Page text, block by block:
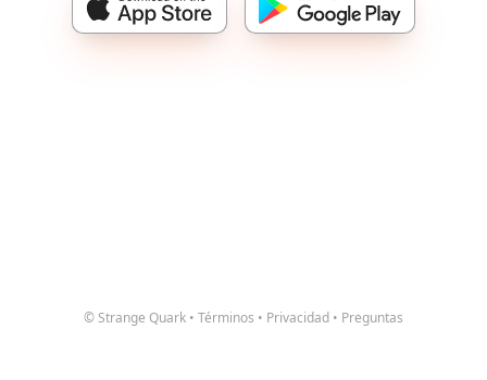
© Strange Quark • Términos • Privacidad • Preguntas